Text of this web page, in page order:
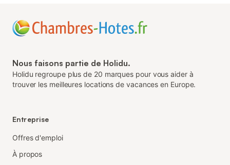
Nous faisons partie de Holidu.
Holidu regroupe plus de 20 marques pour vous aider à
trouver les meilleures locations de vacances en Europe.
Entreprise
Offres d'emploi
À propos